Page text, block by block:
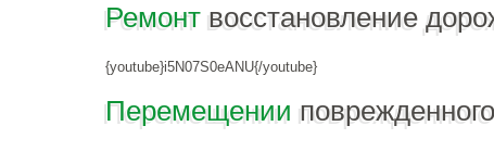
Ремонт восстановление
{youtube}i5N07S0eANU{/youtube}
Перемещении